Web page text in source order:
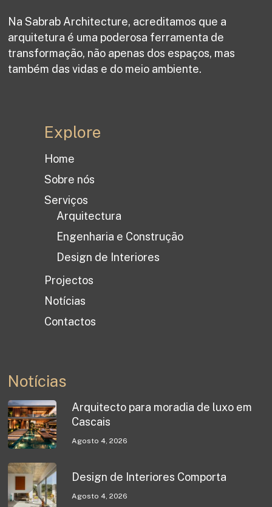
Na Sabrab Architecture, acreditamos que a
arquitetura é uma poderosa ferramenta de
transformação, não apenas dos espaços, mas
também das vidas e do meio ambiente.
Explore
Home
Sobre nós
Serviços
Arquitectura
Engenharia e Construção
Design de Interiores
Projectos
Notícias
Contactos
Notícias
Arquitecto para moradia de luxo em
Cascais
Agosto 4, 2026
Design de Interiores Comporta
Agosto 4, 2026